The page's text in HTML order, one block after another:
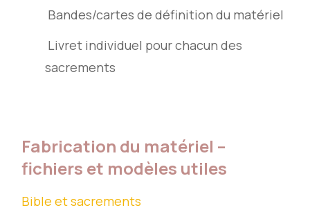
Bandes/cartes de définition du matériel
Livret individuel pour chacun des
sacrements
Fabrication du matériel –
fichiers et modèles utiles
Bible et sacrements